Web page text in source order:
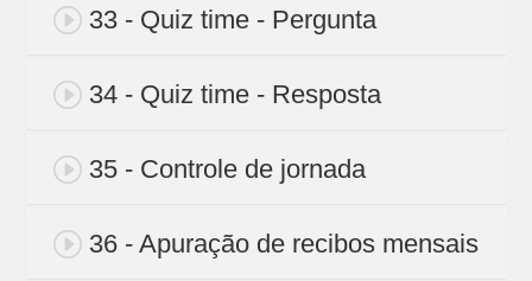
33 - Quiz time - Pergunta
34 - Quiz time - Resposta
35 - Controle de jornada
36 - Apuração de recibos mensais